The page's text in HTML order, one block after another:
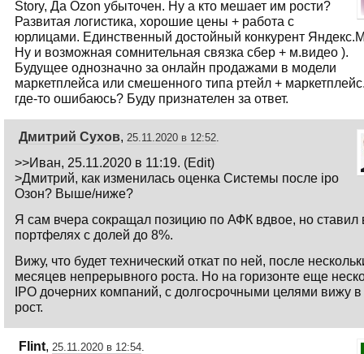
Story, Да Ozon убыточен. Ну а кто мешает им рости?
Развитая логистика, хорошие цены + работа с
юрлицами. Единственный достойный конкурент
Ну и возможная сомнительная связка сбер + м.видео ).
Будущее однозначно за онлайн продажами в модели
маркетплейса или смешенного типа ртейл +
где-то ошибаюсь? Буду признателен за ответ.
Дмитрий Сухов, 25.11.2020 в 12:52.
>>Иван, 25.11.2020 в 11:19. (Edit)
>Дмитрий, как изменилась оценка Системы после ipo
Озон? Выше/ниже?
Я сам вчера сокращал позицию по АФК вдвое, но ставил
портфелях с долей до 8%.
Вижу, что будет технический откат по ней, после
месяцев непрерывного роста. Но на горизонте еще
IPO дочерних компаний, с долгосрочными целями вижу
рост.
Flint, 25.11.2020 в 12:54.